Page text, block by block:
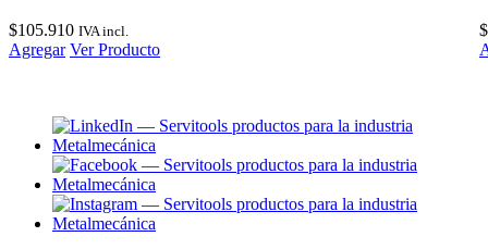
$105.910 IVA incl.
Agregar Ver Producto
$